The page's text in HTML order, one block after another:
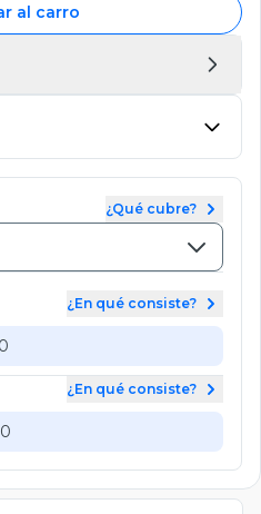
al carro
¿Qué cubre?
¿En qué consiste?
¿En qué consiste?